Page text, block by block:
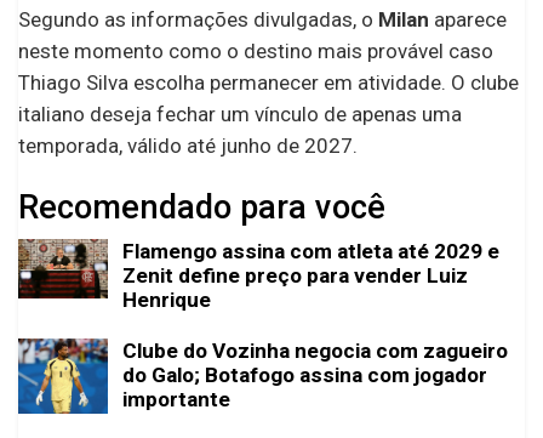
Segundo as informações divulgadas, o Milan aparece
neste momento como o destino mais provável caso
Thiago Silva escolha permanecer em atividade. O clube
italiano deseja fechar um vínculo de apenas uma
temporada, válido até junho de 2027.
Recomendado para você
Flamengo assina com atleta até 2029 e
Zenit define preço para vender Luiz
Henrique
Clube do Vozinha negocia com zagueiro
do Galo; Botafogo assina com jogador
importante